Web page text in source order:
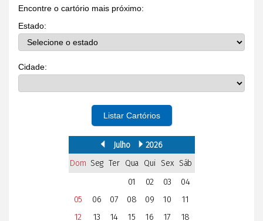
Encontre o cartório mais próximo:
Estado:
Cidade:
Listar Cartórios